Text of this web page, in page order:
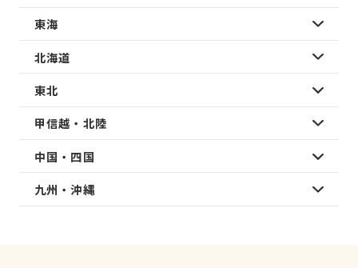
東海
北海道
東北
甲信越・北陸
中国・四国
九州・沖縄